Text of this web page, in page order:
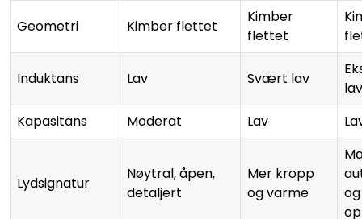
Geometri Kimber flettet
Kimber
flettet
Induktans Lav Svært lav
lav
Kapasitans
Moderat Lav
Lydsignatur
Nøytral, åpen,
detaljert
Mer kropp
og varme
og